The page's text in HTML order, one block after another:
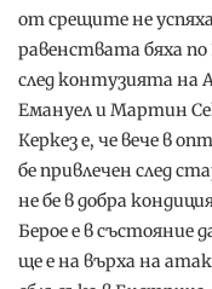
от срещите не
равенствата бяха по
след контузията на
Емануел и Мартин
Керкез е, че вече в
бе привлечен след
не бе в добра
Берое е в състояние
ще е на върха на